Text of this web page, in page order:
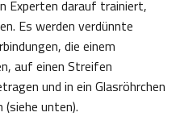
Experten darauf trainiert,
Es werden verdünnte
die einem
auf einen Streifen
und in ein Glasröhrchen
unten).